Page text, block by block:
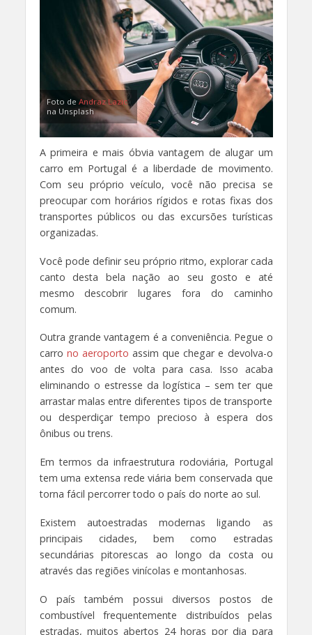
Foto deAndraz Lazic
na Unsplash
A primeira e mais óbvia vantagem de alugar um
carro em Portugal é a liberdade de movimento.
Com seu próprio veículo, você não precisa se
preocupar com horários rígidos e rotas fixas dos
transportes públicos ou das excursões turísticas
organizadas.
Você pode definir seu próprio ritmo, explorar cada
canto desta bela nação ao seu gosto e até
mesmo descobrir lugares fora do caminho
comum.
Outra grande vantagem é a conveniência. Pegue o
carro no aeroporto assim que chegar e devolva-o
antes do voo de volta para casa. Isso acaba
eliminando o estresse da logística – sem ter que
arrastar malas entre diferentes tipos de transporte
ou desperdiçar tempo precioso à espera dos
ônibus ou trens.
Em termos da infraestrutura rodoviária, Portugal
tem uma extensa rede viária bem conservada que
torna fácil percorrer todo o país do norte ao sul.
Existem autoestradas modernas ligando as
principais cidades, bem como estradas
secundárias pitorescas ao longo da costa ou
através das regiões vinícolas e montanhosas.
O país também possui diversos postos de
combustível frequentemente distribuídos pelas
estradas, muitos abertos 24 horas por dia para